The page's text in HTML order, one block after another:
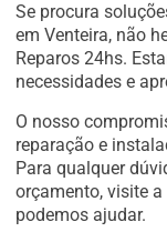
Se procura
em Venteira, não
Reparos 24hs.
necessidades e
O nosso
reparação e
Para qualquer
orçamento, visite
podemos ajudar.